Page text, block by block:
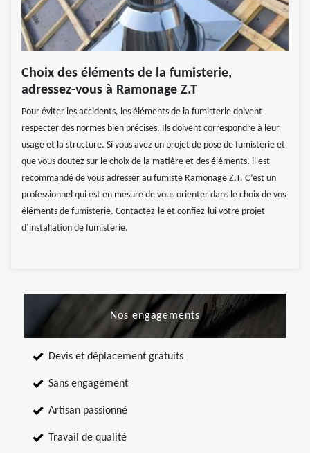
Choix des éléments de la fumisterie,
adressez-vous à Ramonage Z.T
Pour éviter les accidents, les éléments de la fumisterie doivent
respecter des normes bien précises. Ils doivent correspondre à leur
usage et la structure. Si vous avez un projet de pose de fumisterie et
que vous doutez sur le choix de la matière et des éléments, il est
recommandé de vous adresser au fumiste Ramonage Z.T. C’est un
professionnel qui est en mesure de vous orienter dans le choix de vos
éléments de fumisterie. Contactez-le et confiez-lui votre projet
d’installation de fumisterie.
Nos engagements
Devis et déplacement gratuits
Sans engagement
Artisan passionné
Travail de qualité